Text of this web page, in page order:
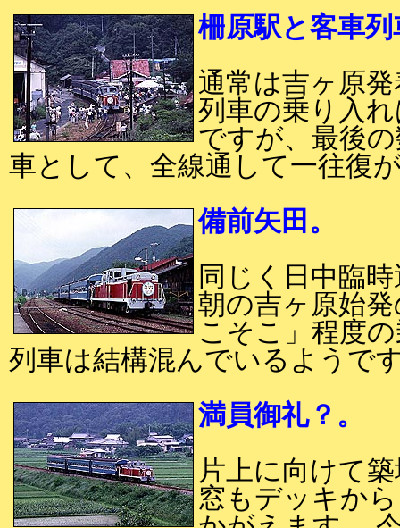
柵原駅と客車
通常は吉ヶ原
列車の乗り入
ですが、最後
車として、全線通して一往復
備前矢田。
同じく日中臨
朝の吉ヶ原始
こそこ」程度
列車は結構混んでいるようで
満員御礼？。
片上に向けて
窓もデッキか